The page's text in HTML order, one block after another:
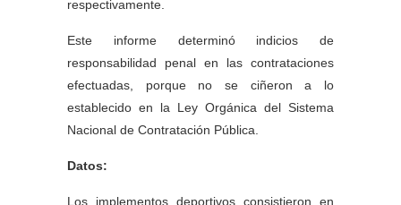
respectivamente.
Este informe determinó indicios de
responsabilidad penal en las contrataciones
efectuadas, porque no se ciñeron a lo
establecido en la Ley Orgánica del Sistema
Nacional de Contratación Pública.
Datos:
Los implementos deportivos consistieron en